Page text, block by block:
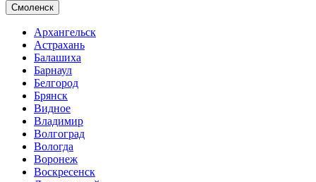
Смоленск
Архангельск
Астрахань
Балашиха
Барнаул
Белгород
Брянск
Видное
Владимир
Волгоград
Вологда
Воронеж
Воскресенск